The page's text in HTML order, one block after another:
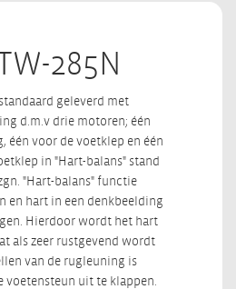
285N
geleverd met
d.m.v drie motoren; één
één voor de voetklep en één
in "Hart-balans" stand
"Hart-balans" functie
en hart in een denkbeelding
Hierdoor wordt het hart
als zeer rustgevend wordt
van de rugleuning is
voetensteun uit te klappen.